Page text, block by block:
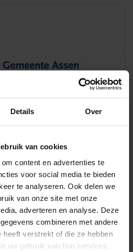
Details Over
van cookies
content en advertenties te
voor social media te bieden
te analyseren. Ook delen we
van onze site met onze
adverteren en analyse. Deze
combineren met andere
heeft verstrekt of die ze hebben
uw gebruik van hun services.